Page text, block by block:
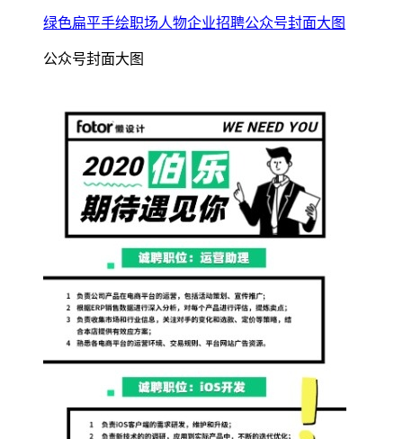
绿色扁平手绘职场人物企业招聘公众号封面大图
公众号封面大图